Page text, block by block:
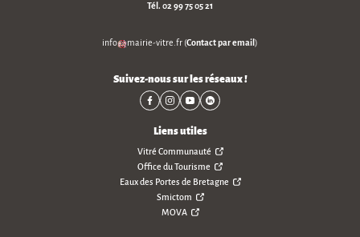
Tél.02 99 75 05 21
info mairie-vitre fr (Contact par email)
Liens utiles
Vitré Communauté
Office du Tourisme
Eaux des Portes de Bretagne
Smictom
MOVA
Suivez-nous sur les réseaux !